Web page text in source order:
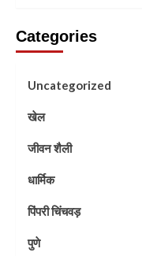
Categories
Uncategorized
खेल
जीवन शैली
धार्मिक
पिंपरी चिंचवड़
पुणे